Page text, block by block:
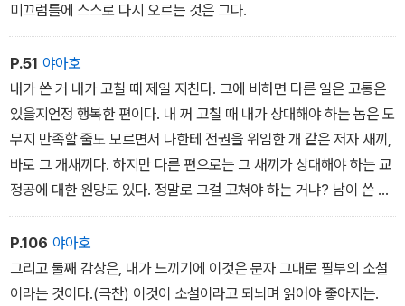
블로그 에디터에도 카페처럼 투표 템플릿이 도입되면 좋겠다. 챌린지
로 받을 만육천원 상당의 포인트를 어디에 쓸 것인지 정할 수도 있을
테고……
(1) 사회운동 기부
(2) 취미생활에 사용
(3) 생활비로 사용
(4) 기타……(댓글로)
……그리고 언젠가 우리는 나머지를 청구할 것이다. 그것이 이 개짓거
리를 함께하며 내가 여러분과 하고 싶은 약속이다. 우리의 경험은 만
육천원은 물론이요 천만금으로도 구매할 수 없으며, 네이버는 언젠가
상상도 못한 방식으로 제값을 치러야 할 것임을……
— 「오늘일기 챌린지: 2021년 4월 30일」
미끄럼틀에 스스로 다시 오르는 것은 그다.
P.51 야아호
내가 쓴 거 내가 고칠 때 제일 지친다. 그에 비하면 다른 일은 고통은
있을지언정 행복한 편이다. 내 꺼 고칠 때 내가 상대해야 하는 놈은 도
무지 만족할 줄도 모르면서 나한테 전권을 위임한 개 같은 저자 새끼,
바로 그 개새끼다. 하지만 다른 편으로는 그 새끼가 상대해야 하는 교
정공에 대한 원망도 있다. 정말로 그걸 고쳐야 하는 거냐? 남이 쓴 거
고치는 걸로는 부족한 거냐? 그냥 여기에서만이라도, 내가 그냥 되는
대로 지껄이게 두면 안 되나? 굴레를 벗어 두면 안 되냐? 굳이 애를
써서 뭘 고칠 이유가 있냐? 뭐가 옳은지 그른지, 누가 어떻게 읽을 것
인지, 그런 걸 고민해야 한다고? 진짜로? 여기에서까지 내가 그래야
P.106 야아호
그리고 둘째 감상은, 내가 느끼기에 이것은 문자 그대로 필부의 소설
이라는 것이다.(극찬) 이것이 소설이라고 되뇌며 읽어야 좋아지는.